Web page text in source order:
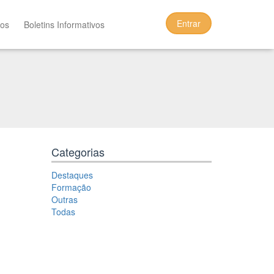
Boletins Informativos Entrar
Categorias
Destaques
Formação
Outras
Todas